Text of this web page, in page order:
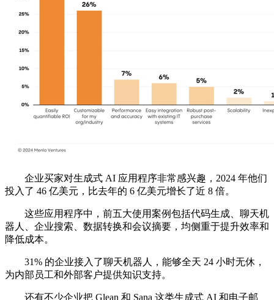
企业买家对生成式 AI 应用程序非常感兴趣，2024 年他们
投入了 46 亿美元，比去年的 6 亿美元增长了近 8 倍。
这些应用程序中，前五大使用案例包括代码生成、聊天机
器人、企业搜索、数据转换和会议摘要，均侧重于提升效率和
降低成本。
31% 的企业接入了聊天机器人，能够全天 24 小时无休，
为内部员工和外部客户提供知识支持。
还有不少企业把 Glean 和 Sana 这类生成式 AI 和电子邮